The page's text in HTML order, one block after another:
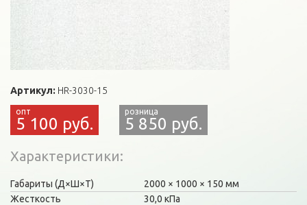
Артикул: HR-3030-15
5 100 руб. 5 850 руб.
Характеристики
Габариты (Д×Ш×Т) 2000 1000
150 мм
Жесткость
30,0 кПа